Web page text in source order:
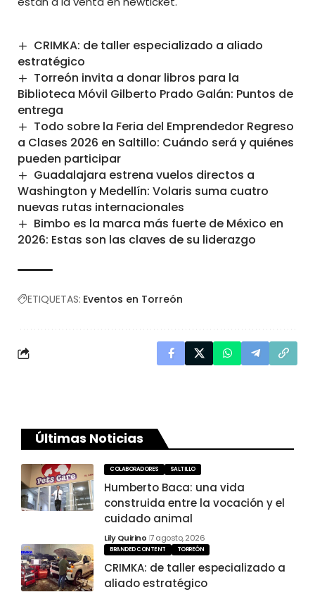
CRIMKA: de taller especializado a aliado
estratégico
Torreón invita a donar libros para la
Biblioteca Móvil Gilberto Prado Galán: Puntos de
entrega
Todo sobre la Feria del Emprendedor Regreso
a Clases 2026 en Saltillo: Cuándo será y quiénes
pueden participar
Guadalajara estrena vuelos directos a
Washington y Medellín: Volaris suma cuatro
nuevas rutas internacionales
Bimbo es la marca más fuerte de México en
2026: Estas son las claves de su liderazgo
ETIQUETAS: Eventos en Torreón
Últimas Noticias
COLABORADORES SALTILLO
Humberto Baca: una vida
construida entre la vocación y el
cuidado animal
Lily Quirino 7 agosto, 2026
BRANDED CONTENT TORREÓN
CRIMKA: de taller especializado a
aliado estratégico